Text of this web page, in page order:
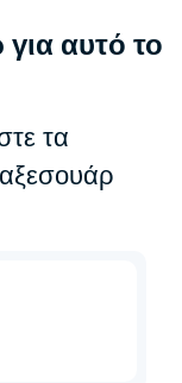
αυτό το
τα